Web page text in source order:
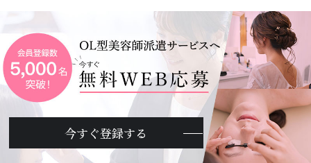
今すぐ登録する